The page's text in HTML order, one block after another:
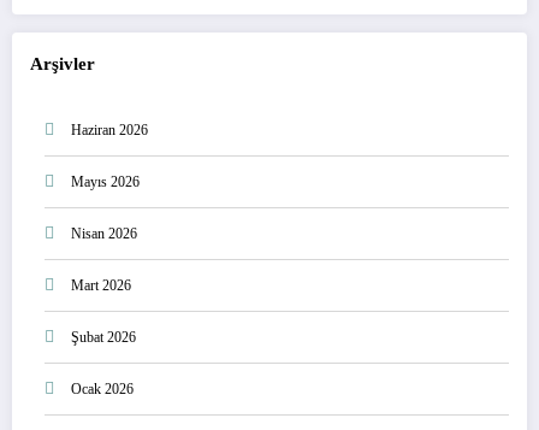
Arşivler
Haziran 2026
Mayıs 2026
Nisan 2026
Mart 2026
Şubat 2026
Ocak 2026